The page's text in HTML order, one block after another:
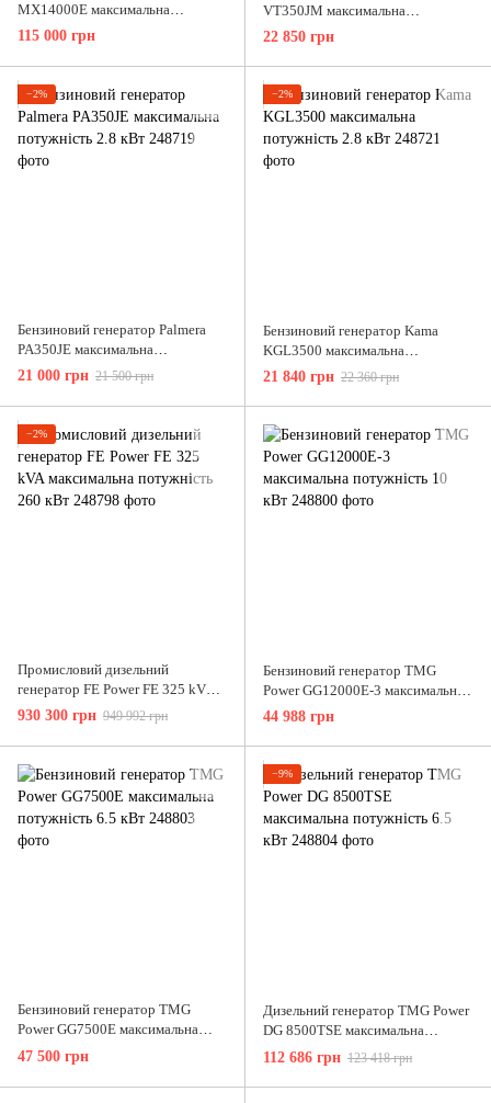
MX14000E максимальна
потужність 11 кВт
115 000 грн
VT350JM максимальна
потужність 2.8 кВт
22 850 грн
−2%
Бензиновий генератор Palmera
PA350JE максимальна
потужність 2.8 кВт
21 000 грн 21 500 грн
−2%
Бензиновий генератор Kama
KGL3500 максимальна
потужність 2.8 кВт
21 840 грн 22 360 грн
−2%
Промисловий дизельний
генератор FE Power FE 325 kVA
максимальна потужність 260 кВт
930 300 грн 949 992 грн
Бензиновий генератор TMG
Power GG12000E-3 максимальна
потужність 10 кВт
44 988 грн
Бензиновий генератор TMG
Power GG7500E максимальна
потужність 6.5 кВт
47 500 грн
−9%
Дизельний генератор TMG Power
DG 8500TSE максимальна
потужність 6.5 кВт
112 686 грн 123 418 грн